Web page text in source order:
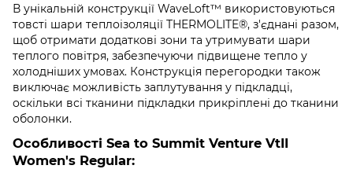
В унікальній конструкції WaveLoft™ використовуються
товсті шари теплоізоляції THERMOLITE®, з'єднані разом,
щоб отримати додаткові зони та утримувати шари
теплого повітря, забезпечуючи підвищене тепло у
холодніших умовах. Конструкція перегородки також
виключає можливість заплутування у підкладці,
оскільки всі тканини підкладки прикріплені до тканини
оболонки.
Особливості Sea to Summit Venture VtII
Women's Regular: